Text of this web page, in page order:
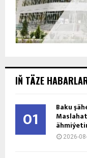
IŇ TÄZE
01 Baku
2026-